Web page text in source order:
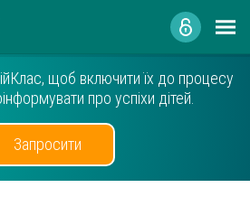
щоб включити їх до процесу
про успіхи дітей.
Запросити